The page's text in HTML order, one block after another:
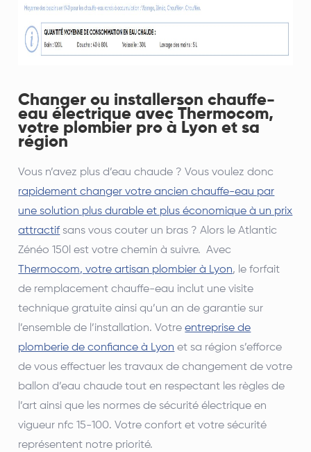
Changer ou installerson chauffe-
eau électrique avec Thermocom,
votre plombier pro à Lyon et sa
région
Vous n’avez plus d’eau chaude ? Vous voulez donc
rapidement changer votre ancien chauffe-eau par
une solution plus durable et plus économique à un prix
attractifsans vous couter un bras ? Alors le Atlantic
Zénéo 150l est votre chemin à suivre. Avec
Thermocom, votre artisan plombier à Lyon, le forfait
de remplacement chauffe-eau inclut une visite
technique gratuite ainsi qu’un an de garantie sur
l’ensemble de l’installation. Votreentreprise de
plomberie de confiance à Lyon et sa région s’efforce
de vous effectuer les travaux de changement de votre
ballon d’eau chaude tout en respectant les règles de
l’art ainsi que les normes de sécurité électrique en
vigueur nfc 15-100. Votre confort et votre sécurité
représentent notre priorité.